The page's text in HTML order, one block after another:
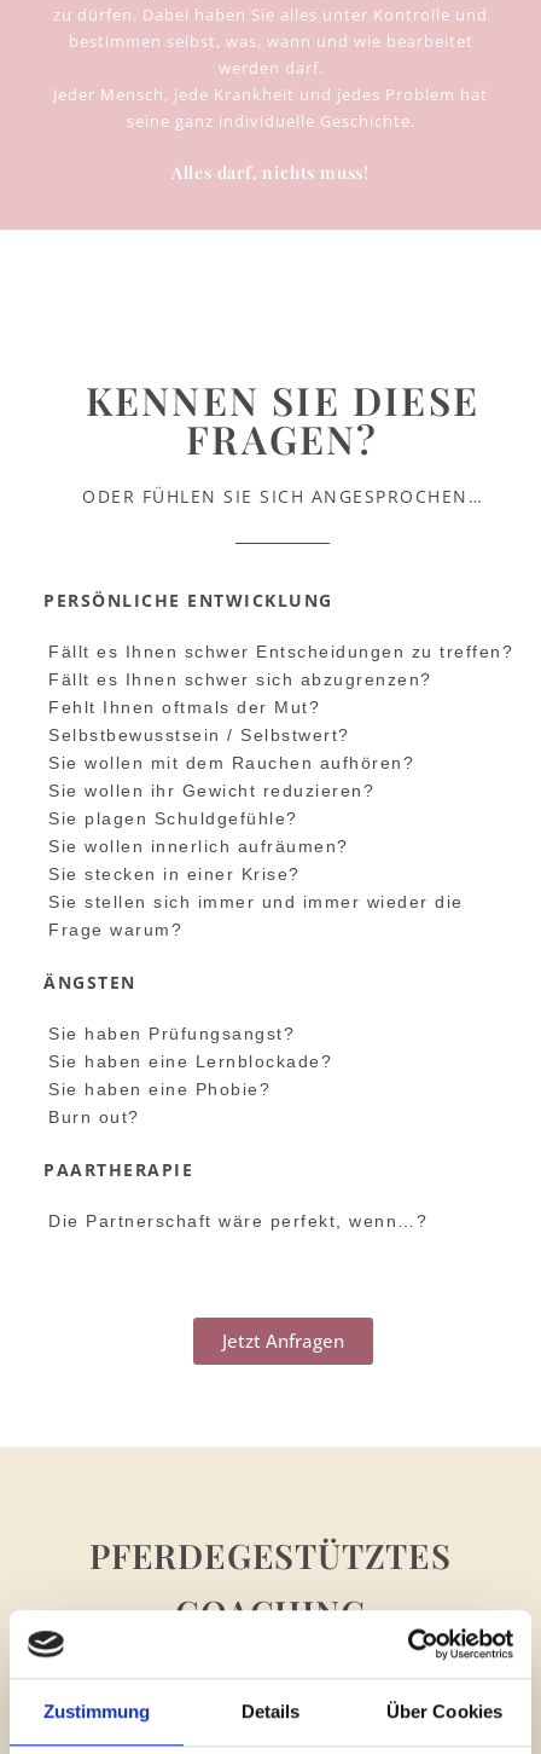
Zustimmung Details Über Cookies
zu dürfen. Dabei haben Sie alles unter Kontrolle und
bestimmen selbst, was, wann und wie bearbeitet
werden darf.
Jeder Mensch, jede Krankheit und jedes Problem hat
seine ganz individuelle Geschichte.
Alles darf, nichts muss!
KENNEN SIE DIESE
FRAGEN?
ODER FÜHLEN SIE SICH ANGESPROCHEN…
PERSÖNLICHE ENTWICKLUNG
Fällt es Ihnen schwer Entscheidungen zu treffen?
Fällt es Ihnen schwer sich abzugrenzen?
Fehlt Ihnen oftmals der Mut?
Selbstbewusstsein / Selbstwert?
Sie wollen mit dem Rauchen aufhören?
Sie wollen ihr Gewicht reduzieren?
Sie plagen Schuldgefühle?
Sie wollen innerlich aufräumen?
Sie stecken in einer Krise?
Sie stellen sich immer und immer wieder die
Frage warum?
ÄNGSTEN
Sie haben Prüfungsangst?
Sie haben eine Lernblockade?
Sie haben eine Phobie?
Burn out?
PAARTHERAPIE
Die Partnerschaft wäre perfekt, wenn…?
Jetzt Anfragen
PFERDEGESTÜTZTES
COACHING
LASS UNS DEIN „WARUM?“ FINDEN.